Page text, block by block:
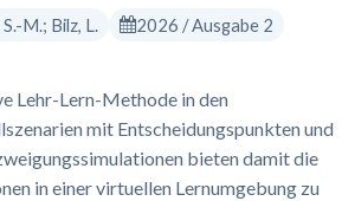
M.; Bilz, L.
2026 / Ausgabe 2
Lehr-Lern-Methode in den
mit Entscheidungspunkten und
bieten damit die
in einer virtuellen Lernumgebung zu